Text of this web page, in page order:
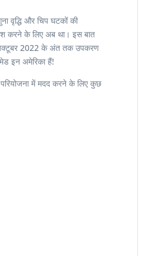
वृद्धि और चिप घटकों की
करने के लिए अब था। इस बात
अक्टूबर 2022 के अंत तक उपकरण
इन अमेरिका हैं!
में मदद करने के लिए कुछ